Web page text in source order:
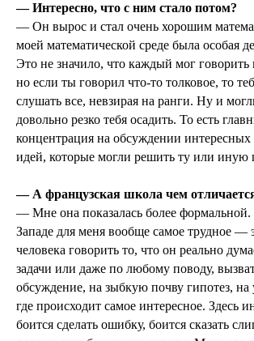
— Интересно, что с ним стало потом?
— Он вырос и стал очень хорошим
моей математической среде была особая
Это не значило, что каждый мог говорить
но если ты говорил что-то толковое, то
слушать все, невзирая на ранги. Ну и
довольно резко тебя осадить. То есть
концентрация на обсуждении
идей, которые могли решить ту или иную
— А французская школа чем
— Мне она показалась более
Западе для меня вообще самое трудное —
человека говорить то, что он реально
задачи или даже по любому поводу,
обсуждение, на зыбкую почву гипотез, на
где происходит самое интересное. Здесь
боится сделать ошибку, боится сказать